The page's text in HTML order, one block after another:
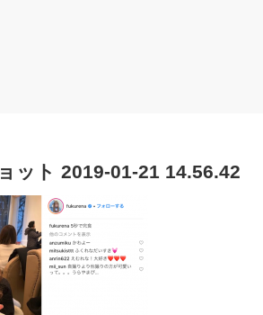
ット 2019-01-21 14.56.42